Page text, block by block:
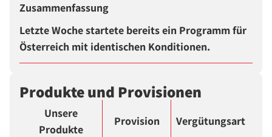
Zusammenfassung
Letzte Woche startete bereits ein Programm für
Österreich mit identischen Konditionen.
Produkte und Provisionen
Unsere
Produkte
Provision Vergütungsart